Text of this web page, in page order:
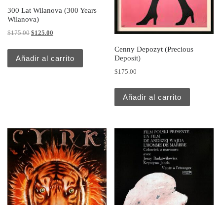
300 Lat Wilanova (300 Years
Wilanova)
$175.00 Original price was: $175.00.
$125.00 Current price is: $125.00.
Añadir al carrito
Cenny Depozyt (Precious
Deposit)
$175.00
Añadir al carrito